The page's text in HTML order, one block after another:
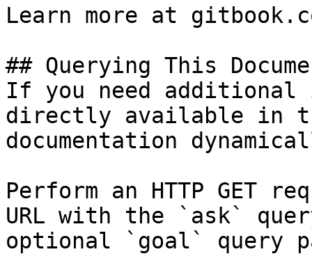
Learn more at
## Querying This
If you need
directly available in
documentation
Perform an HTTP GET
URL with the `ask`
optional `goal` query